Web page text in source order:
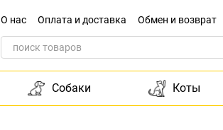
О нас Оплата и доставка Обмен и возврат
Обращение к директору
Собаки Коты